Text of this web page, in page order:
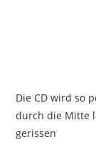
Die CD wird so
durch die Mitte
gerissen